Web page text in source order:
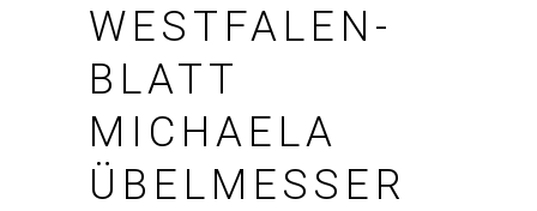
WESTFALEN-
BLATT
MICHAELA
ÜBELMESSER